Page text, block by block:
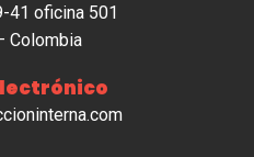
41 oficina 501
Colombia